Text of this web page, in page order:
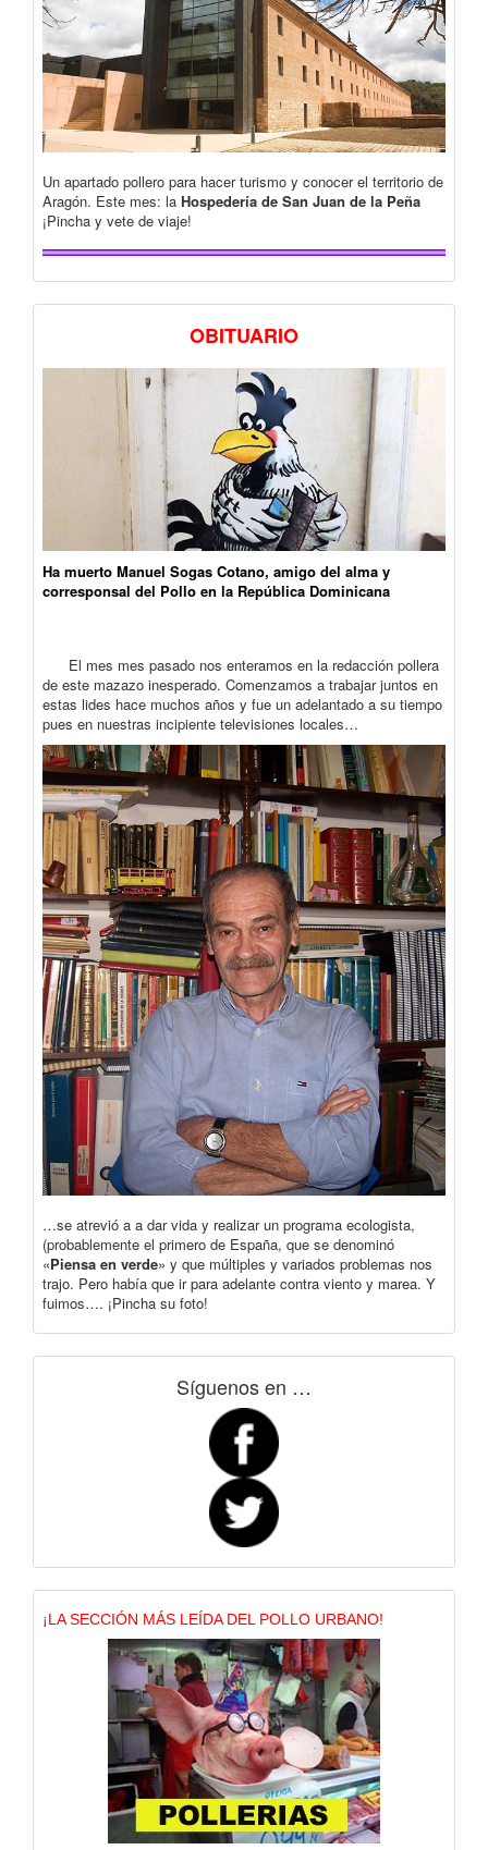
Un apartado pollero para hacer turismo y conocer el territorio de
Aragón. Este mes: la Hospedería de San Juan de la Peña
¡Pincha y vete de viaje!
OBITUARIO
Ha muerto Manuel Sogas Cotano, amigo del alma y
corresponsal del Pollo en la República Dominicana
El mes mes pasado nos enteramos en la redacción pollera
de este mazazo inesperado. Comenzamos a trabajar juntos en
estas lides hace muchos años y fue un adelantado a su tiempo
pues en nuestras incipiente televisiones locales…
…se atrevió a a dar vida y realizar un programa ecologista,
(probablemente el primero de España, que se denominó
«Piensa en verde» y que múltiples y variados problemas nos
trajo. Pero había que ir para adelante contra viento y marea. Y
fuimos…. ¡Pincha su foto!
Síguenos en …
¡LA SECCIÓN MÁS LEÍDA DEL POLLO URBANO!